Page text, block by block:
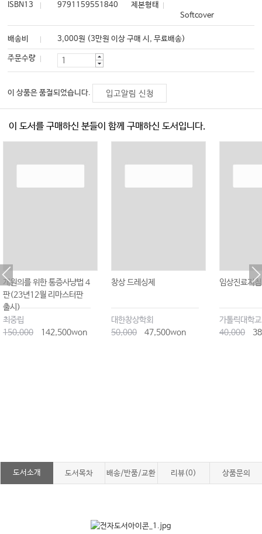
ISBN13
9791159551840
제본형태
Softcover
배송비 3,000원 (3만원 이상 구매 시, 무료배송)
주문수량
이 상품은 품절되었습니다. 입고알림 신청
이 도서를 구매하신 분들이 함께 구매하신 도서입니다.
개원의를 위한 통증사냥법 4
판(23년12월 리마스터판
출시)
최중립
150,000
142,500won
창상 드레싱제
대한창상학회
50,000
47,500won
임상진료지
40,000
도서소개 도서목차 배송/반품/교환 리뷰(0) 상품문의